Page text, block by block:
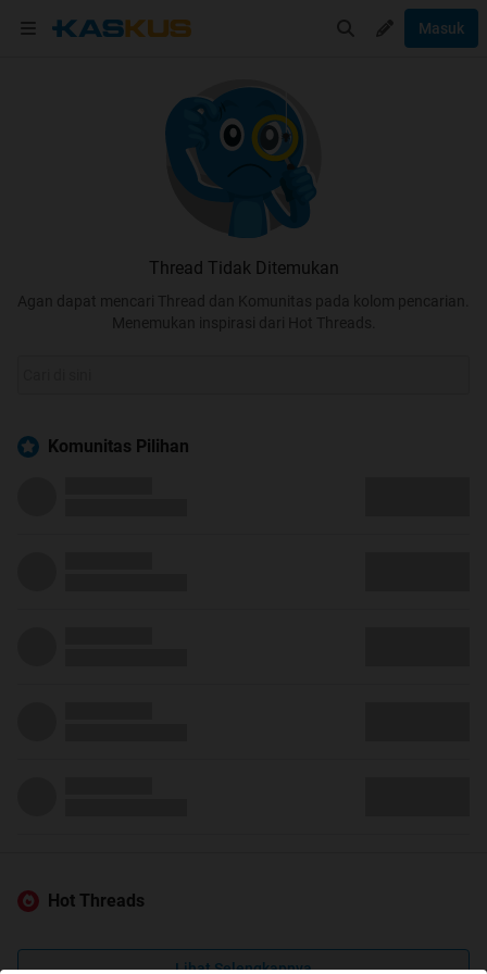
Masuk
Thread Tidak Ditemukan
Agan dapat mencari Thread dan Komunitas pada kolom pencarian.
Menemukan inspirasi dari Hot Threads.
Komunitas Pilihan
Hot Threads
Lihat Selengkapnya